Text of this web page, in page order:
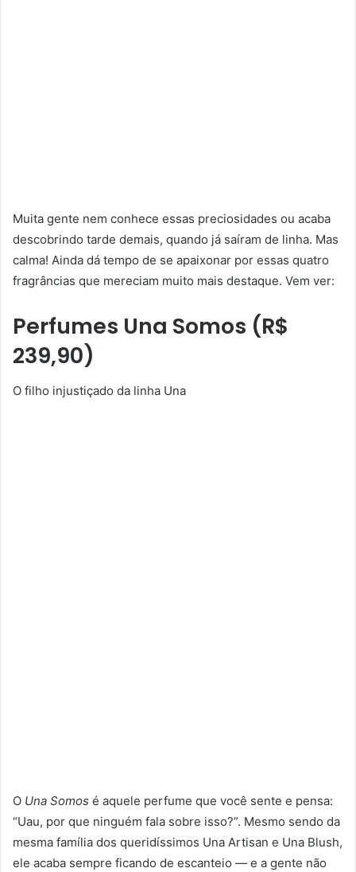
Muita gente nem conhece essas preciosidades ou acaba
descobrindo tarde demais, quando já saíram de linha. Mas
calma! Ainda dá tempo de se apaixonar por essas quatro
fragrâncias que mereciam muito mais destaque. Vem ver:
Perfumes Una Somos (R$
239,90)
O filho injustiçado da linha Una
O Una Somos é aquele perfume que você sente e pensa:
“Uau, por que ninguém fala sobre isso?”. Mesmo sendo da
mesma família dos queridíssimos Una Artisan e Una Blush,
ele acaba sempre ficando de escanteio — e a gente não